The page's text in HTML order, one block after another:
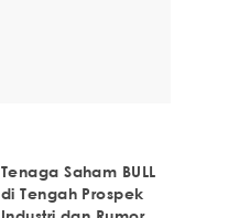
Tenaga Saham BULL
di Tengah Prospek